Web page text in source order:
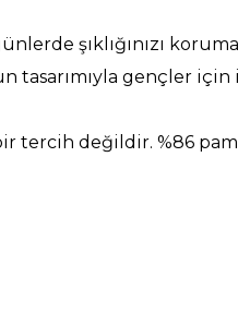
şıklığınızı
tasarımıyla gençler için
tercih değildir. %86